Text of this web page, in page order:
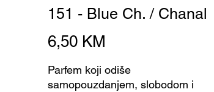
151 - Blue Ch. / Chanal
6,50 KM
Parfem koji odiše
samopouzdanjem, slobodom i